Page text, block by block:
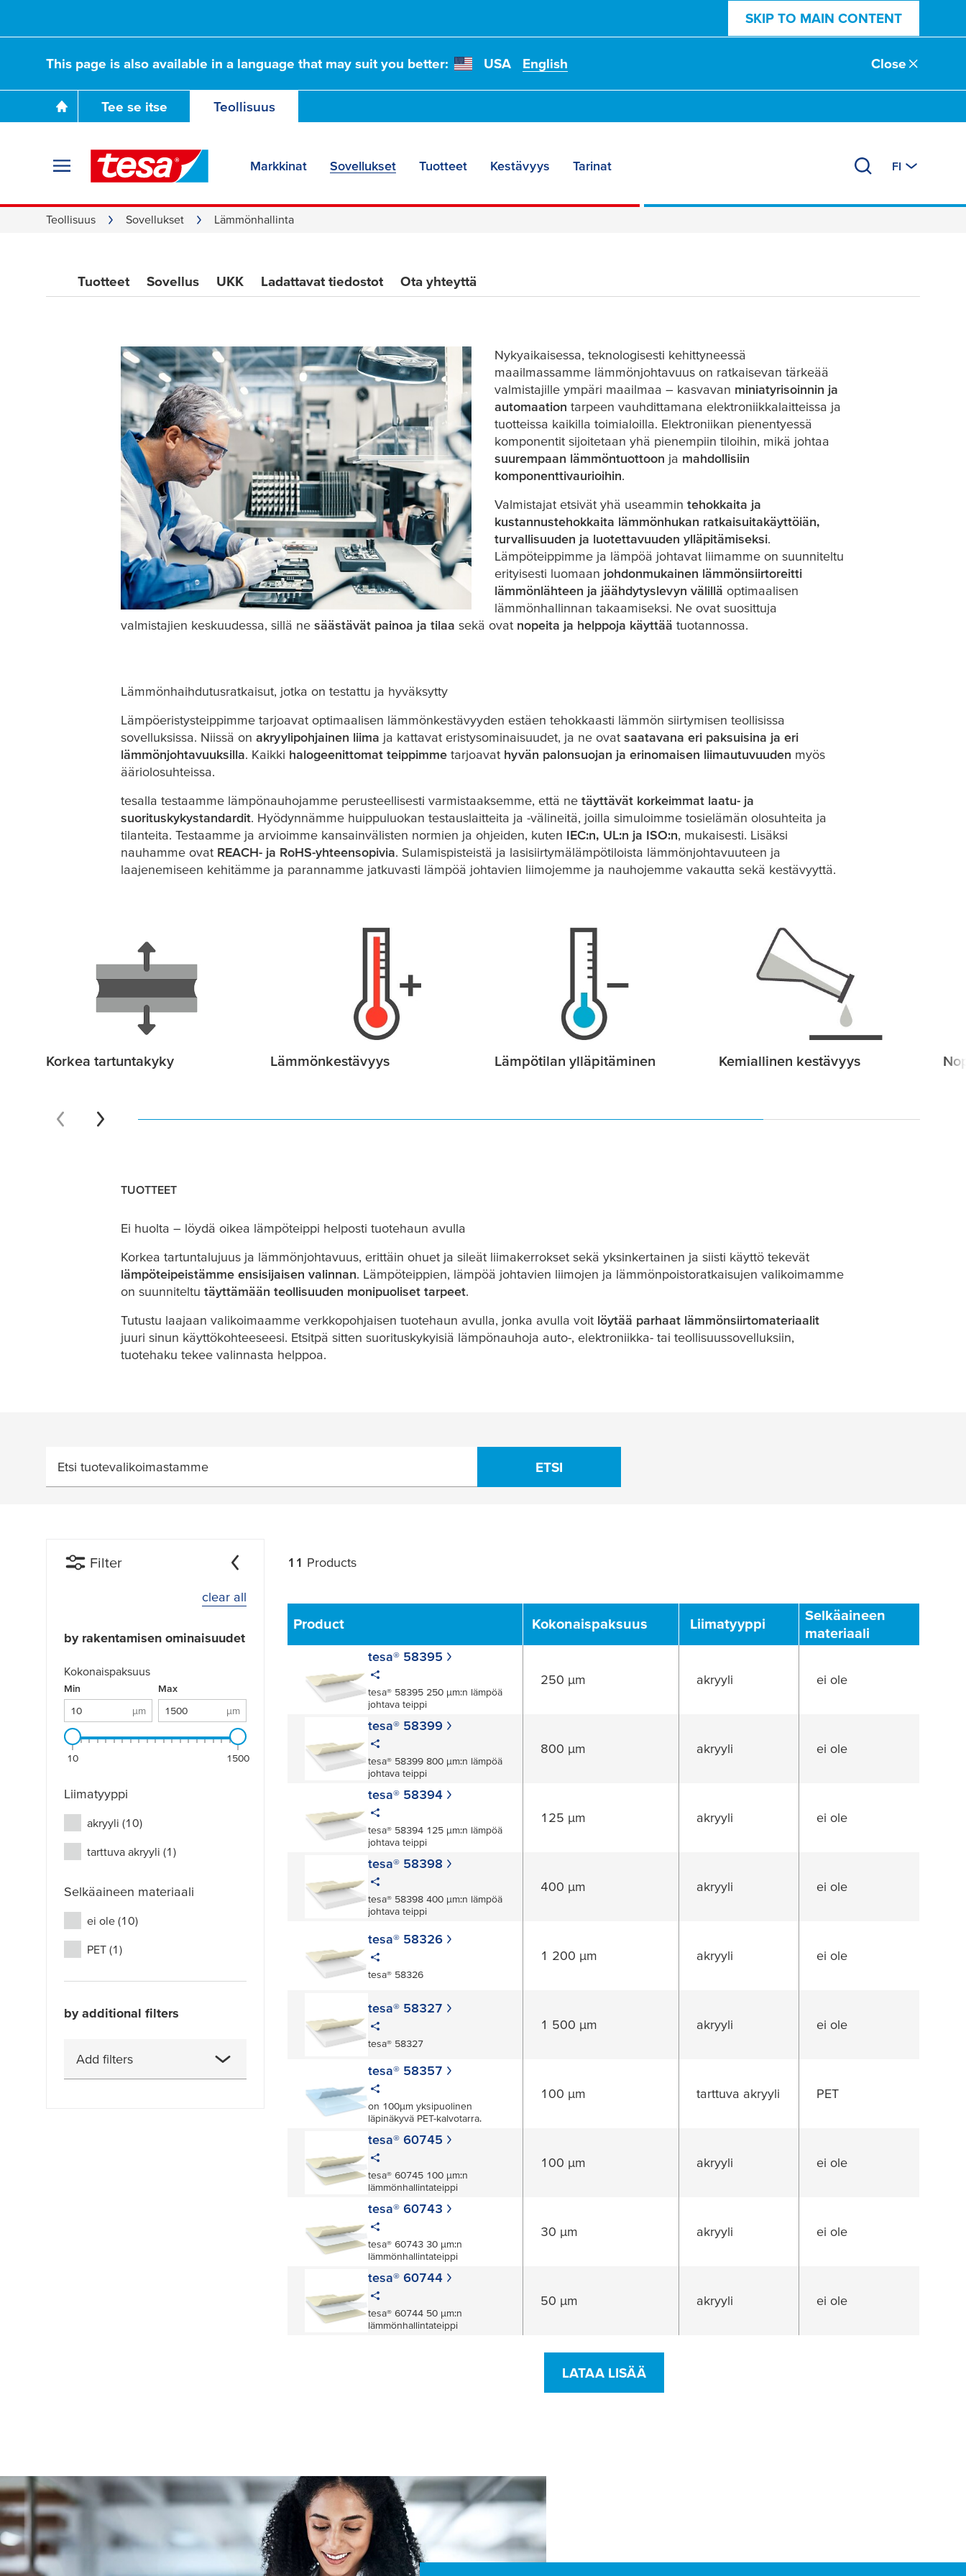
SKIP TO MAIN CONTENT
This page is also available in a language that may suit you better: USA English Close
Tee se itse Teollisuus
Markkinat Sovellukset Tuotteet Kestävyys Tarinat FI
Teollisuus Sovellukset Lämmönhallinta
Edistykselliset
lämpöteippiratkaisut
nykypäivän valmistushaasteisiin
Tuotteet Sovellus UKK Ladattavat tiedostot Ota yhteyttä
Nykyaikaisessa, teknologisesti kehittyneessä
maailmassamme lämmönjohtavuus on ratkaisevan tärkeää
valmistajille ympäri maailmaa – kasvavan miniatyrisoinnin ja
automaation tarpeen vauhdittamana elektroniikkalaitteissa ja
tuotteissa kaikilla toimialoilla. Elektroniikan pienentyessä
komponentit sijoitetaan yhä pienempiin tiloihin, mikä johtaa
suurempaan lämmöntuottoon ja mahdollisiin
komponenttivaurioihin.
Valmistajat etsivät yhä useammin tehokkaita ja
kustannustehokkaita lämmönhukan ratkaisuitakäyttöiän,
turvallisuuden ja luotettavuuden ylläpitämiseksi.
Lämpöteippimme ja lämpöä johtavat liimamme on suunniteltu
erityisesti luomaan johdonmukainen lämmönsiirtoreitti
lämmönlähteen ja jäähdytyslevyn välillä optimaalisen
lämmönhallinnan takaamiseksi. Ne ovat suosittuja
valmistajien keskuudessa, sillä ne säästävät painoa ja tilaa sekä ovat nopeita ja helppoja käyttää tuotannossa.
Lämmönhaihdutusratkaisut, jotka on testattu ja hyväksytty
Lämpöeristysteippimme tarjoavat optimaalisen lämmönkestävyyden estäen tehokkaasti lämmön siirtymisen teollisissa
sovelluksissa. Niissä on akryylipohjainen liima ja kattavat eristysominaisuudet, ja ne ovat saatavana eri paksuisina ja eri
lämmönjohtavuuksilla. Kaikki halogeenittomat teippimme tarjoavat hyvän palonsuojan ja erinomaisen liimautuvuuden myös
ääriolosuhteissa.
tesalla testaamme lämpönauhojamme perusteellisesti varmistaaksemme, että ne täyttävät korkeimmat laatu- ja
suorituskykystandardit. Hyödynnämme huippuluokan testauslaitteita ja -välineitä, joilla simuloimme tosielämän olosuhteita ja
tilanteita. Testaamme ja arvioimme kansainvälisten normien ja ohjeiden, kuten IEC:n, UL:n ja ISO:n, mukaisesti. Lisäksi
nauhamme ovat REACH- ja RoHS-yhteensopivia. Sulamispisteistä ja lasisiirtymälämpötiloista lämmönjohtavuuteen ja
laajenemiseen kehitämme ja parannamme jatkuvasti lämpöä johtavien liimojemme ja nauhojemme vakautta sekä kestävyyttä.
Korkea tartuntakyky Lämmönkestävyys Lämpötilan ylläpitäminen Kemiallinen kestävyys
TUOTTEET
Ei huolta – löydä oikea lämpöteippi helposti tuotehaun avulla
Korkea tartuntalujuus ja lämmönjohtavuus, erittäin ohuet ja sileät liimakerrokset sekä yksinkertainen ja siisti käyttö tekevät
lämpöteipeistämme ensisijaisen valinnan. Lämpöteippien, lämpöä johtavien liimojen ja lämmönpoistoratkaisujen valikoimamme
on suunniteltu täyttämään teollisuuden monipuoliset tarpeet.
Tutustu laajaan valikoimaamme verkkopohjaisen tuotehaun avulla, jonka avulla voit löytää parhaat lämmönsiirtomateriaalit
juuri sinun käyttökohteeseesi. Etsitpä sitten suorituskykyisiä lämpönauhoja auto-, elektroniikka- tai teollisuussovelluksiin,
tuotehaku tekee valinnasta helppoa.
Etsi tuotevalikoimastamme ETSI
Filter
clear all
by rakentamisen ominaisuudet
Kokonaispaksuus
Kokonaispaksuus: 10 µm - 1500 µm
Min
µm
Max
µm
10 1500
Liimatyyppi
akryyli (10)
tarttuva akryyli (1)
Selkäaineen materiaali
ei ole (10)
PET (1)
by additional filters
Add filters
Temperature resistance
(125°C)
Filter
11 Products
Product Kokonaispaksuus Liimatyyppi
Selkäaineen
materiaali
tesa® 58395
tesa® 58395 250 µm:n lämpöä
johtava teippi
250 µm akryyli ei ole
tesa® 58399
tesa® 58399 800 µm:n lämpöä
johtava teippi
800 µm akryyli ei ole
tesa® 58394
tesa® 58394 125 µm:n lämpöä
johtava teippi
125 µm akryyli ei ole
tesa® 58398
tesa® 58398 400 µm:n lämpöä
johtava teippi
400 µm akryyli ei ole
tesa® 58326
tesa® 58326
1 200 µm akryyli ei ole
tesa® 58327
tesa® 58327
1 500 µm akryyli ei ole
tesa® 58357
on 100µm yksipuolinen
läpinäkyvä PET-kalvotarra.
100 µm tarttuva akryyli PET
tesa® 60745
tesa® 60745 100 µm:n
lämmönhallintateippi
100 µm akryyli ei ole
tesa® 60743
tesa® 60743 30 µm:n
lämmönhallintateippi
30 µm akryyli ei ole
tesa® 60744
tesa® 60744 50 µm:n
lämmönhallintateippi
50 µm akryyli ei ole
LATAA LISÄÄ